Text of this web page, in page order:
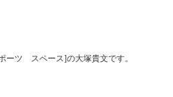
ツ スペース]の大塚貴文です。